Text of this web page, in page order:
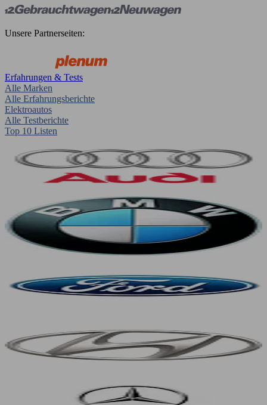
Unsere Partnerseiten:
Erfahrungen & Tests
Alle Marken
Alle Erfahrungsberichte
Elektroautos
Alle Testberichte
Top 10 Listen